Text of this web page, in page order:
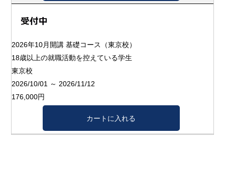
2026年10月開講 基礎コース（東京校）
18歳以上の就職活動を控えている学生
東京校
2026/10/01 ～ 2026/11/12
176,000円